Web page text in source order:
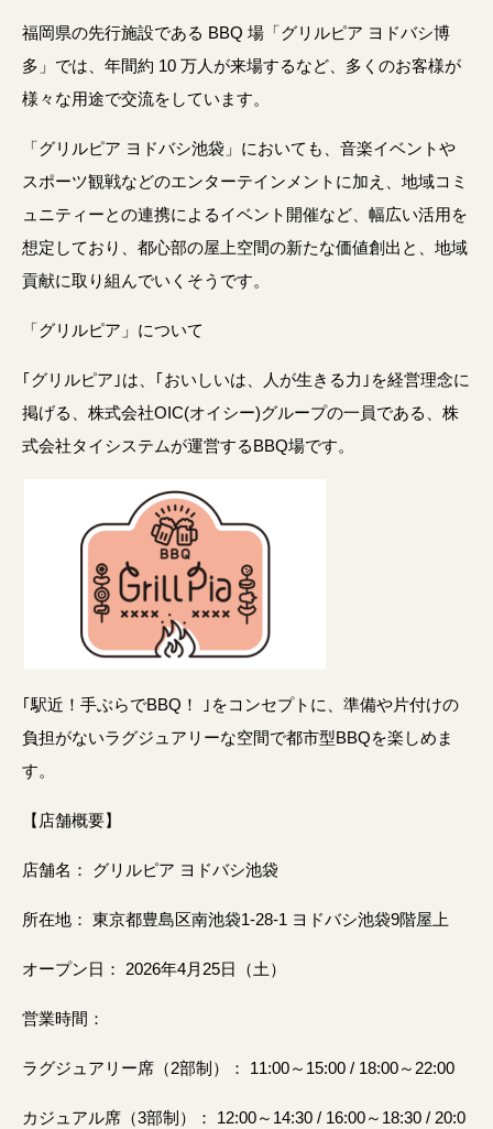
福岡県の先行施設である BBQ 場「グリルピア ヨドバシ博
多」では、年間約 10 万人が来場するなど、多くのお客様が
様々な用途で交流をしています。
「グリルピア ヨドバシ池袋」においても、音楽イベントや
スポーツ観戦などのエンターテインメントに加え、地域コミ
ュニティーとの連携によるイベント開催など、幅広い活用を
想定しており、都心部の屋上空間の新たな価値創出と、地域
貢献に取り組んでいくそうです。
「グリルピア」について
｢グリルピア｣は、｢おいしいは、人が生きる力｣を経営理念に
掲げる、株式会社OIC(オイシー)グループの一員である、株
式会社タイシステムが運営するBBQ場です。
｢駅近！手ぶらでBBQ！ ｣をコンセプトに、準備や片付けの
負担がないラグジュアリーな空間で都市型BBQを楽しめま
す。
【店舗概要】
店舗名： グリルピア ヨドバシ池袋
所在地： 東京都豊島区南池袋1-28-1 ヨドバシ池袋9階屋上
オープン日： 2026年4月25日（土）
営業時間：
ラグジュアリー席（2部制）： 11:00～15:00 / 18:00～22:00
カジュアル席（3部制）： 12:00～14:30 / 16:00～18:30 / 20:0